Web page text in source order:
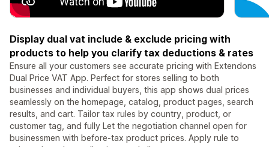
Display dual vat include & exclude pricing with
products to help you clarify tax deductions & rates
Ensure all your customers see accurate pricing with Extendons
Dual Price VAT App. Perfect for stores selling to both
businesses and individual buyers, this app shows dual prices
seamlessly on the homepage, catalog, product pages, search
results, and cart. Tailor tax rules by country, product, or
customer tag, and fully Let the negotiation channel open for
businessmen with before-tax product prices. Apply rule to